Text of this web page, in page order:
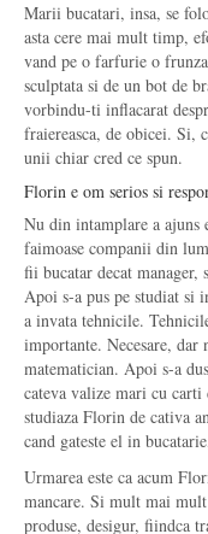
Marii bucatari, insa, se
asta cere mai mult timp,
vand pe o farfurie o
sculptata si de un bot de
vorbindu-ti inflacarat
fraiereasca, de obicei. Si,
unii chiar cred ce spun.
Florin e om serios si
Nu din intamplare a ajuns
faimoase companii din
fii bucatar decat
Apoi s-a pus pe studiat si
a invata tehnicile.
importante. Necesare, dar
matematician. Apoi s-a
cateva valize mari cu
studiaza Florin de cativa
cand gateste el in
Urmarea este ca acum
mancare. Si mult mai
produse, desigur, fiindca